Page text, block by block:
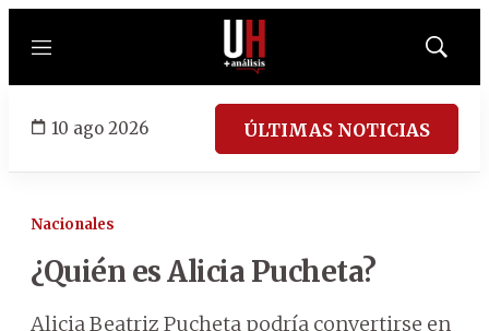
Menú
Mostrar
10 ago 2026 ÚLTIMAS NOTICIAS
Nacionales
¿Quién es Alicia Pucheta?
Alicia Beatriz Pucheta podría convertirse en